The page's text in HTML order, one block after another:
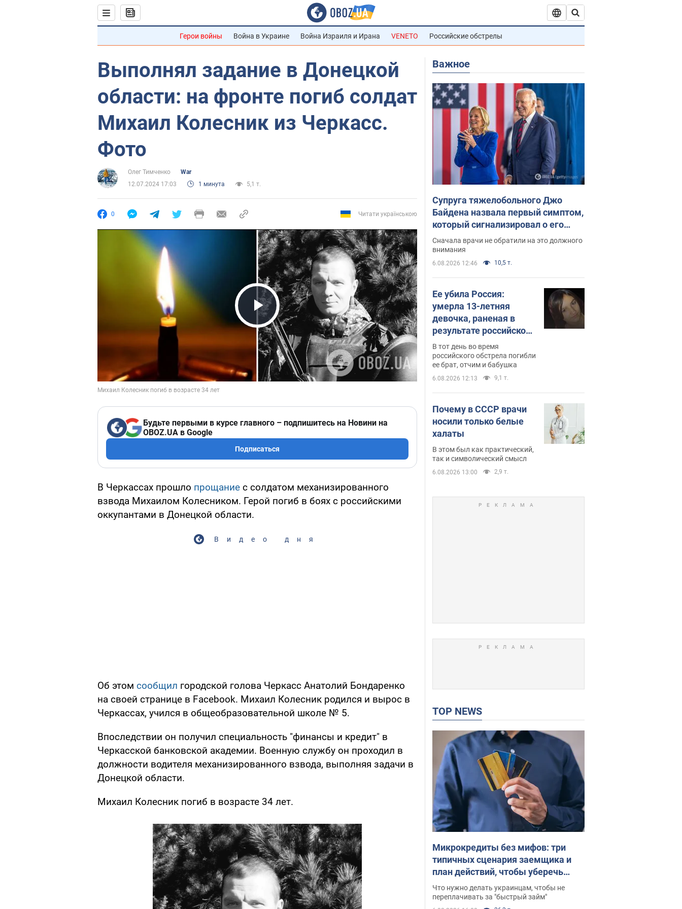
Герои войны Война в Украине Война Израиля и Ирана VENETO Российские обстрелы
Выполнял задание в Донецкой
области: на фронте погиб солдат
Михаил Колесник из Черкасс.
Фото
Олег Тимченко
War
12.07.2024 17:03
1 минута 5,1 т.
0 Читати українською
Play Video
Будьте первыми в курсе главного – подпишитесь на Новини на
OBOZ.UA в Google
Подписаться
В Черкассах прошло прощание с солдатом механизированного
взвода Михаилом Колесником. Герой погиб в боях с российскими
оккупантами в Донецкой области.
Видео дня
Об этом сообщил городской голова Черкасс Анатолий Бондаренко
на своей странице в Facebook. Михаил Колесник родился и вырос в
Черкассах, учился в общеобразовательной школе № 5.
Впоследствии он получил специальность "финансы и кредит" в
Черкасской банковской академии. Военную службу он проходил в
должности водителя механизированного взвода, выполняя задачи в
Донецкой области.
Михаил Колесник погиб в возрасте 34 лет.
Важное
Супруга тяжелобольного Джо
Байдена назвала первый симптом,
который сигнализировал о его
"агрессивном" раке
Сначала врачи не обратили на это должного
внимания
6.08.2026 12:46 10,5 т.
Ее убила Россия:
умерла 13-летняя
девочка, раненая в
результате российской
атаки на Сумскую
область. Фото
В тот день во время
российского обстрела погибли
ее брат, отчим и бабушка
6.08.2026 12:13 9,1 т.
Почему в СССР врачи
носили только белые
халаты
В этом был как практический,
так и символический смысл
6.08.2026 13:00 2,9 т.
TOP NEWS
Микрокредиты без мифов: три
типичных сценария заемщика и
план действий, чтобы уберечь
свои деньги
Что нужно делать украинцам, чтобы не
переплачивать за "быстрый займ"